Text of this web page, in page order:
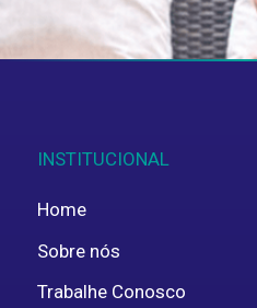
INSTITUCIONAL
Home
Sobre nós
Trabalhe Conosco